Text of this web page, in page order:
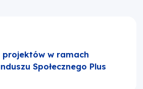
w ramach
Społecznego Plus